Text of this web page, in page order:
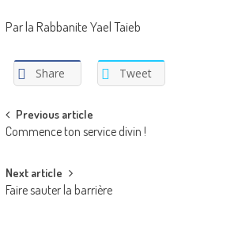
Par la Rabbanite Yael Taieb
Share Tweet
Post
navigation
Previous article
Commence ton service divin !
Next article
Faire sauter la barrière